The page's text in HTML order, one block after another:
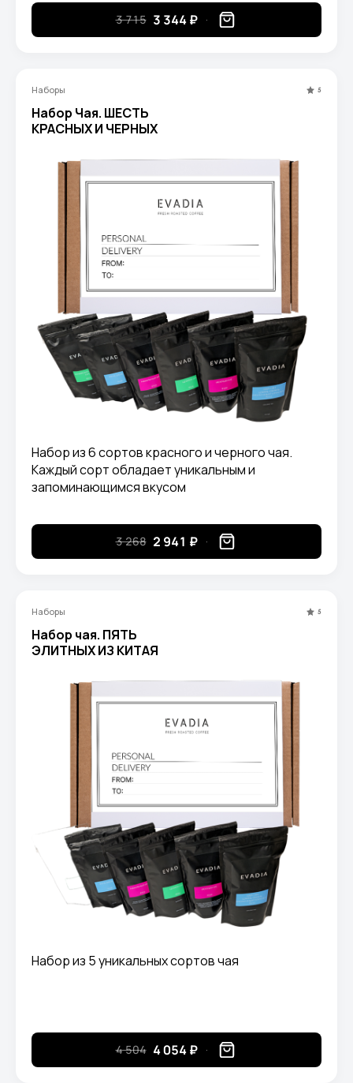
3 715 3 344 ₽
Наборы 5
Набор Чая. ШЕСТЬ
КРАСНЫХ И ЧЕРНЫХ
Набор из 6 сортов красного и черного чая.
Каждый сорт обладает уникальным и
запоминающимся вкусом
3 268 2 941 ₽
Наборы 5
Набор чая. ПЯТЬ
ЭЛИТНЫХ ИЗ КИТАЯ
Набор из 5 уникальных сортов чая
4 504 4 054 ₽